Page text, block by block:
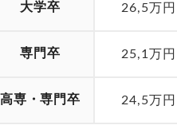
大学卒 26,5万円
専門卒 25,1万円
高専・専門卒 24,5万円